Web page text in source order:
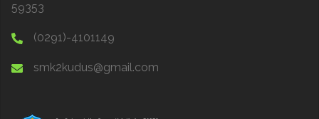
59353
(0291)-4101149
smk2kudus@gmail.com